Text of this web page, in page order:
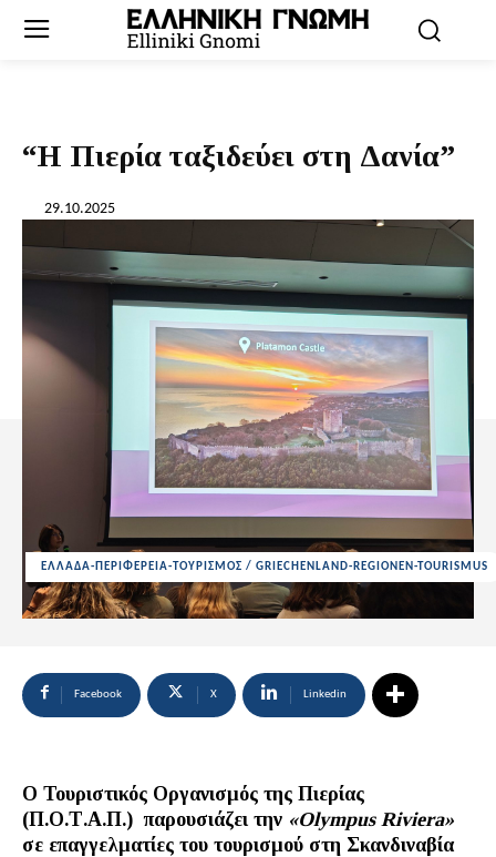
“Η Πιερία ταξιδεύει στη Δανία”
29.10.2025
ΕΛΛΑΔΑ-ΠΕΡΙΦΕΡΕΙΑ-ΤΟΥΡΙΣΜΟΣ / GRIECHENLAND-REGIONEN-TOURISMUS
Facebook X Linkedin
Ο Τουριστικός Οργανισμός της Πιερίας
(Π.Ο.Τ.Α.Π.) παρουσιάζει την «Olympus Riviera»
σε επαγγελματίες του τουρισμού στη Σκανδιναβία